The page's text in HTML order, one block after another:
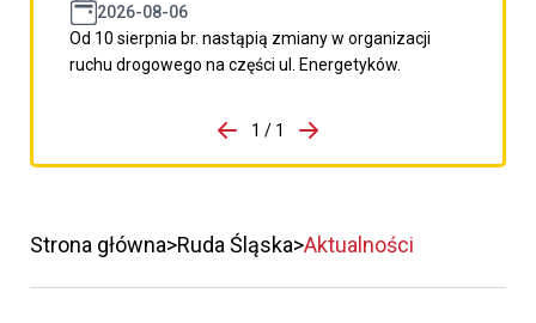
2026-08-06
Od 10 sierpnia br. nastąpią zmiany w organizacji
ruchu drogowego na części ul. Energetyków.
porzpedniego komunikatu
1 / 1
Przejdź do następnego
Strona główna Ruda Śląska Aktualności